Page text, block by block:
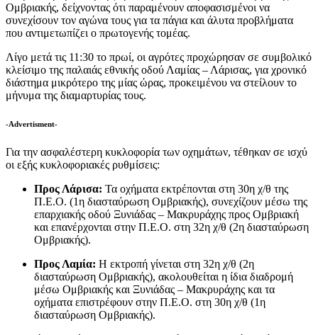
Ομβριακής, δείχνοντας ότι παραμένουν αποφασισμένοι να
συνεχίσουν τον αγώνα τους για τα πάγια και άλυτα προβλήματα
που αντιμετωπίζει ο πρωτογενής τομέας.
Λίγο μετά τις 11:30 το πρωί, οι αγρότες προχώρησαν σε συμβολικό
κλείσιμο της παλαιάς εθνικής οδού Λαμίας – Λάρισας, για χρονικό
διάστημα μικρότερο της μίας ώρας, προκειμένου να στείλουν το
μήνυμα της διαμαρτυρίας τους.
-Advertisment-
Για την ασφαλέστερη κυκλοφορία των οχημάτων, τέθηκαν σε ισχύ
οι εξής κυκλοφοριακές ρυθμίσεις:
Προς Λάρισα: Τα οχήματα εκτρέπονται στη 30η χ/θ της
Π.Ε.Ο. (1η διασταύρωση Ομβριακής), συνεχίζουν μέσω της
επαρχιακής οδού Ξυνιάδας – Μακρυράχης προς Ομβριακή
και επανέρχονται στην Π.Ε.Ο. στη 32η χ/θ (2η διασταύρωση
Ομβριακής).
Προς Λαμία: Η εκτροπή γίνεται στη 32η χ/θ (2η
διασταύρωση Ομβριακής), ακολουθείται η ίδια διαδρομή
μέσω Ομβριακής και Ξυνιάδας – Μακρυράχης και τα
οχήματα επιστρέφουν στην Π.Ε.Ο. στη 30η χ/θ (1η
διασταύρωση Ομβριακής).